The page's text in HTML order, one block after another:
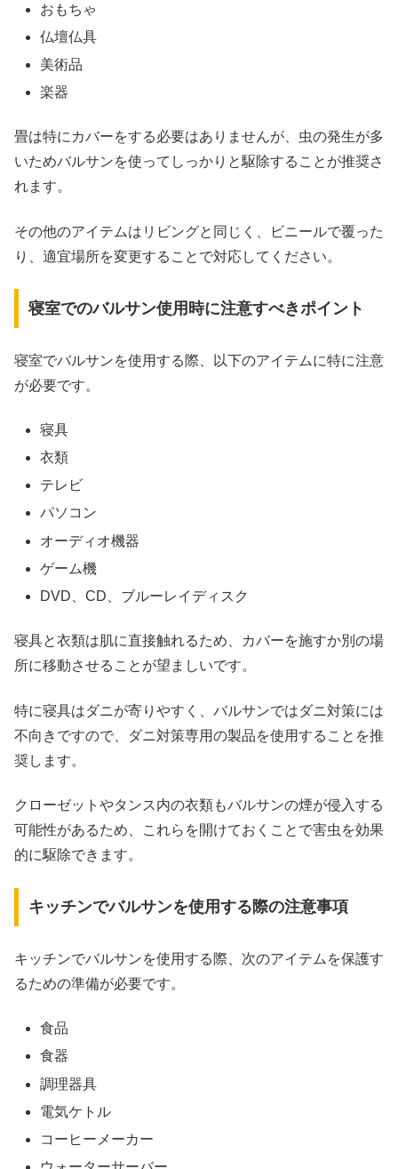
おもちゃ
仏壇仏具
美術品
楽器
畳は特にカバーをする必要はありませんが、虫の発生が多
いためバルサンを使ってしっかりと駆除することが推奨さ
れます。
その他のアイテムはリビングと同じく、ビニールで覆った
り、適宜場所を変更することで対応してください。
寝室でのバルサン使用時に注意すべきポイント
寝室でバルサンを使用する際、以下のアイテムに特に注意
が必要です。
寝具
衣類
テレビ
パソコン
オーディオ機器
ゲーム機
DVD、CD、ブルーレイディスク
寝具と衣類は肌に直接触れるため、カバーを施すか別の場
所に移動させることが望ましいです。
特に寝具はダニが寄りやすく、バルサンではダニ対策には
不向きですので、ダニ対策専用の製品を使用することを推
奨します。
クローゼットやタンス内の衣類もバルサンの煙が侵入する
可能性があるため、これらを開けておくことで害虫を効果
的に駆除できます。
キッチンでバルサンを使用する際の注意事項
キッチンでバルサンを使用する際、次のアイテムを保護す
るための準備が必要です。
食品
食器
調理器具
電気ケトル
コーヒーメーカー